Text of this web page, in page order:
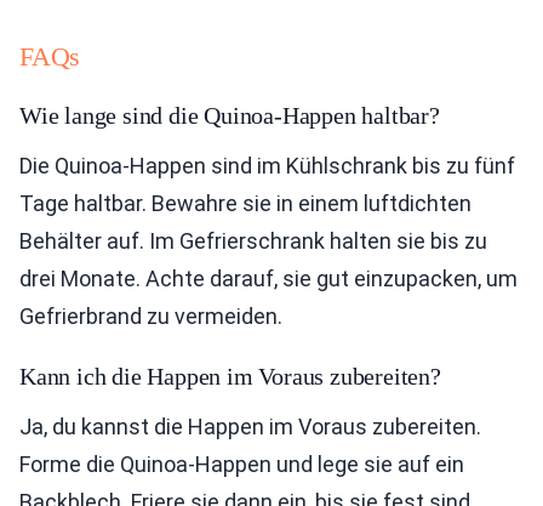
FAQs
Wie lange sind die Quinoa-Happen haltbar?
Die Quinoa-Happen sind im Kühlschrank bis zu fünf
Tage haltbar. Bewahre sie in einem luftdichten
Behälter auf. Im Gefrierschrank halten sie bis zu
drei Monate. Achte darauf, sie gut einzupacken, um
Gefrierbrand zu vermeiden.
Kann ich die Happen im Voraus zubereiten?
Ja, du kannst die Happen im Voraus zubereiten.
Forme die Quinoa-Happen und lege sie auf ein